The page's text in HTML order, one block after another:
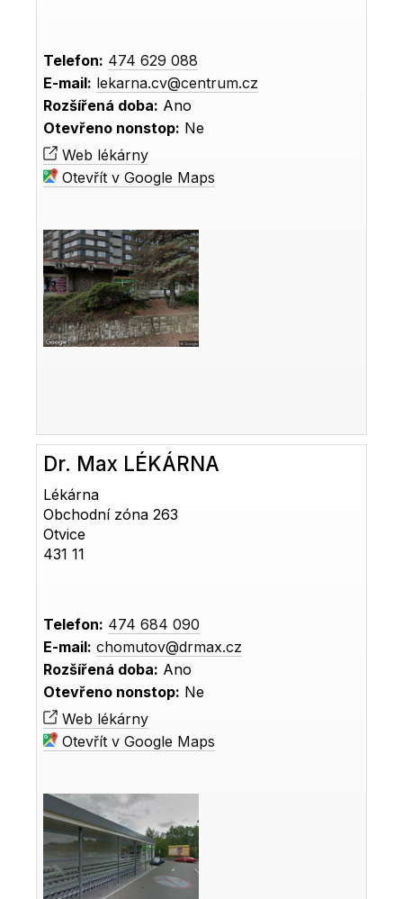
Telefon: 474 629 088
E-mail: lekarna.cv@centrum.cz
Rozšířená doba: Ano
Otevřeno nonstop: Ne
Web lékárny
Otevřít v Google Maps
Dr. Max LÉKÁRNA
Lékárna
Obchodní zóna 263
Otvice
431 11
Telefon: 474 684 090
E-mail: chomutov@drmax.cz
Rozšířená doba: Ano
Otevřeno nonstop: Ne
Web lékárny
Otevřít v Google Maps